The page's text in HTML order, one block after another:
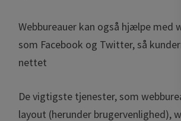
Webbureauer kan også hjælpe med
som Facebook og Twitter, så
nettet
De vigtigste tjenester, som
layout (herunder brugervenlighed),